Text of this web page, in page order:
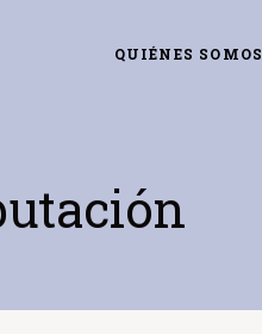
QUIÉNES SOMOS